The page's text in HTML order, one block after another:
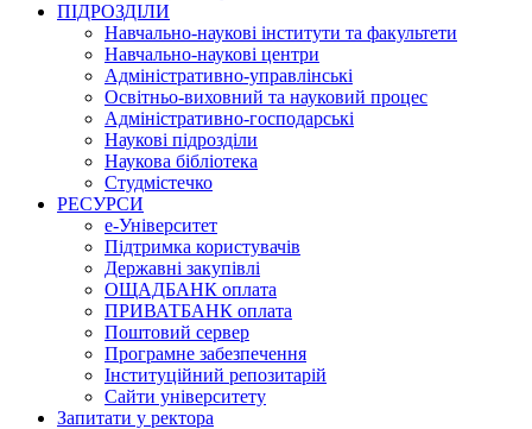
ПІДРОЗДІЛИ
Навчально-наукові інститути та факультети
Навчально-наукові центри
Адміністративно-управлінські
Освітньо-виховний та науковий процес
Адміністративно-господарські
Наукові підрозділи
Наукова бібліотека
Студмістечко
РЕСУРСИ
е-Університет
Підтримка користувачів
Державні закупівлі
ОЩАДБАНК оплата
ПРИВАТБАНК оплата
Поштовий сервер
Програмне забезпечення
Інституційний репозитарій
Сайти університету
Запитати у ректора